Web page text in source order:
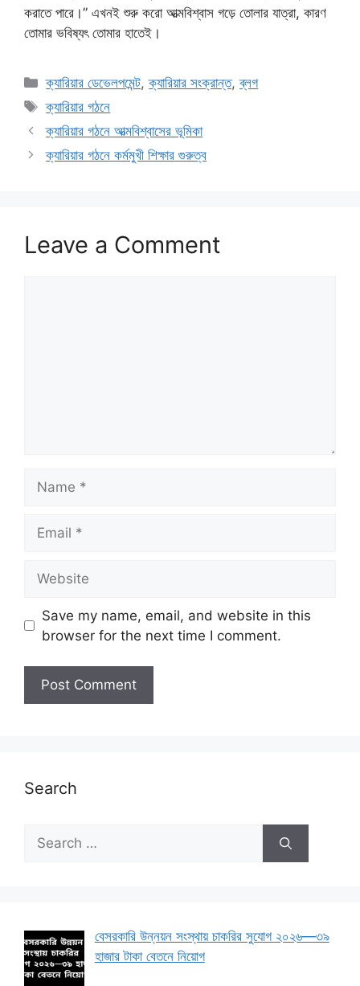
করাতে পারে।” এখনই শুরু করো আত্মবিশ্বাস গড়ে তোলার যাত্রা, কারণ
তোমার ভবিষ্যৎ তোমার হাতেই।
Categories
ক্যারিয়ার ডেভেলপমেন্ট,ক্যারিয়ার সংক্রান্ত,ব্লগ
Tags
ক্যারিয়ার গঠনে
ক্যারিয়ার গঠনে আত্মবিশ্বাসের ভূমিকা
ক্যারিয়ার গঠনে কর্মমুখী শিক্ষার গুরুত্ব
Leave a Comment
Save my name, email, and website in this
browser for the next time I comment.
Search
Search
for:
বেসরকারি উন্নয়ন সংস্থায় চাকরির সুযোগ ২০২৬—৩৯
হাজার টাকা বেতনে নিয়োগ